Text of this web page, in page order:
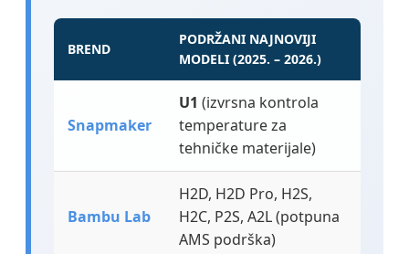
BREND
PODRŽANI NAJNOVIJI
MODELI (2025. – 2026.)
Snapmaker
U1 (izvrsna kontrola
temperature za
tehničke materijale)
Bambu Lab
H2D, H2D Pro, H2S,
H2C, P2S, A2L (potpuna
AMS podrška)